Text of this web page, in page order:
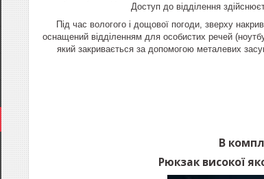
Доступ до відділення
Під час вологого і дощової погоди, зверху
оснащений відділенням для особистих речей
який закривається за допомогою металевих
В
Рюкзак високої